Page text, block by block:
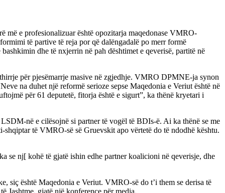
më e profesionalizuar është opozitarja maqedonase VMRO-
të partive të reja por që dalëngadalë po merr formë
dhe të nxjerrin në pah dështimet e qeverisë, partitë në
për pjesëmarrje masive në zgjedhje. VMRO DPMNE-ja synon
na duhet një reformë serioze sepse Maqedonia e Veriut është në
për 61 deputetë, fitorja është e sigurt”, ka thënë kryetari i
në e cilësojnë si partner të vogël të BDIs-ë. Ai ka thënë se me
të VMRO-së së Gruevskit apo vërtetë do të ndodhë kështu.
nj[ kohë të gjatë ishin edhe partner koalicioni në qeverisje, dhe
siç është Maqedonia e Veriut. VMRO-së do t’i them se derisa të
Jashtme, gjatë një konference për media.